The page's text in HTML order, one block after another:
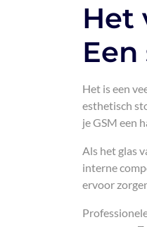
Het
Het is een
esthetisch
je GSM een
Als het glas
interne
ervoor